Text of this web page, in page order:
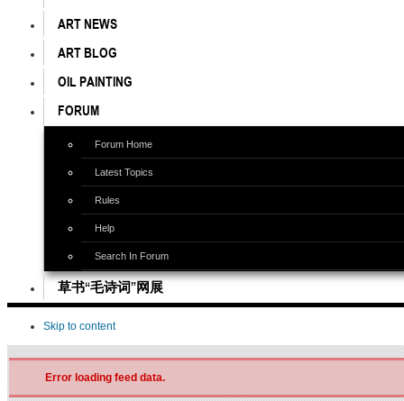
ART NEWS
ART BLOG
OIL PAINTING
FORUM
Forum Home
Latest Topics
Rules
Help
Search In Forum
草书“毛诗词”网展
Skip to content
Error loading feed data.